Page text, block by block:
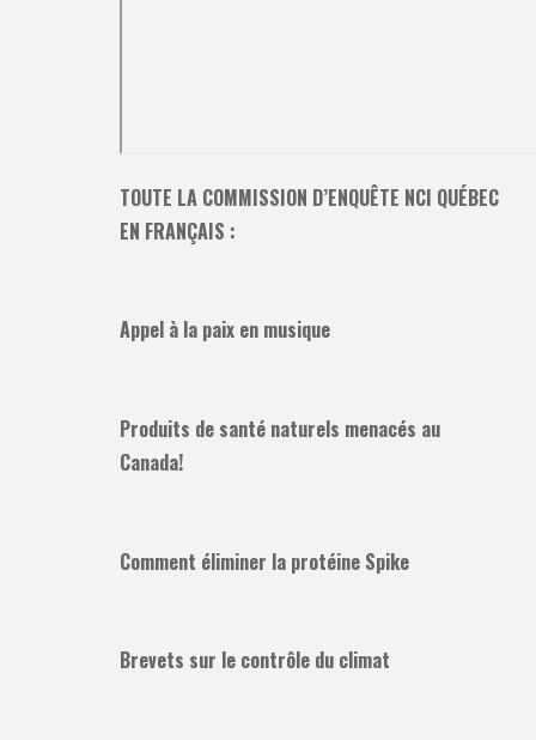
TOUTE LA COMMISSION D’ENQUÊTE NCI QUÉBEC
EN FRANÇAIS :
Appel à la paix en musique
Produits de santé naturels menacés au
Canada!
Comment éliminer la protéine Spike
Brevets sur le contrôle du climat